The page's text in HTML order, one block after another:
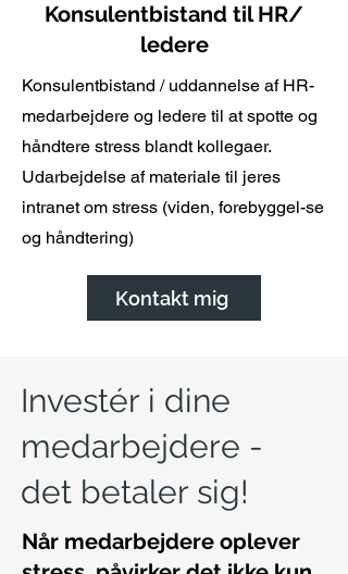
Konsulentbistand til HR/
ledere
Konsulentbistand / uddannelse af HR-
medarbejdere og ledere til at spotte og
håndtere stress blandt kollegaer.
Udarbejdelse af materiale til jeres
intranet om stress (viden, forebyggel-se
og håndtering)
Kontakt mig
Investér i dine
medarbejdere -
det betaler sig!
Når medarbejdere oplever